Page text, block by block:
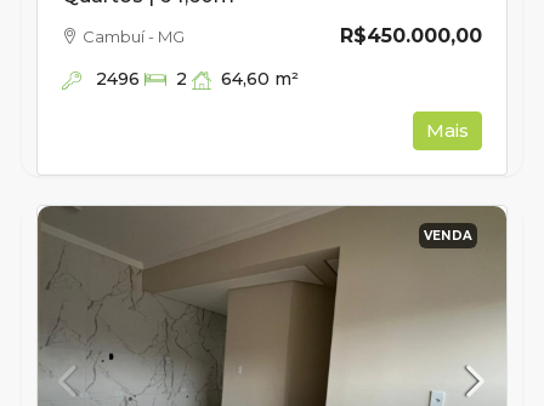
R$450.000,00
Cambuí - MG
2496 2 64,60 m²
Mais
VENDA